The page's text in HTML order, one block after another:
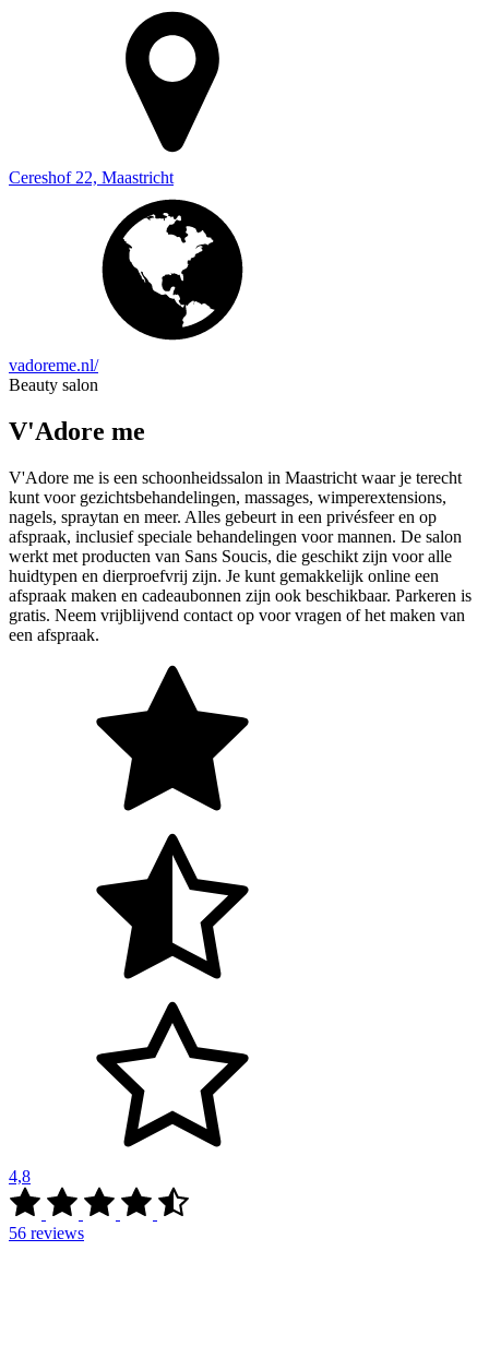
Cereshof 22, Maastricht
vadoreme.nl/
Beauty salon
V'Adore me
V'Adore me is een schoonheidssalon in Maastricht waar je terecht
kunt voor gezichtsbehandelingen, massages, wimperextensions,
nagels, spraytan en meer. Alles gebeurt in een privésfeer en op
afspraak, inclusief speciale behandelingen voor mannen. De salon
werkt met producten van Sans Soucis, die geschikt zijn voor alle
huidtypen en dierproefvrij zijn. Je kunt gemakkelijk online een
afspraak maken en cadeaubonnen zijn ook beschikbaar. Parkeren is
gratis. Neem vrijblijvend contact op voor vragen of het maken van
een afspraak.
4,8
56 reviews